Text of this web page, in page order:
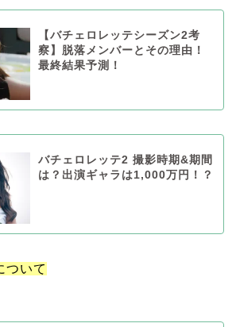
【バチェロレッテシーズン2考
察】脱落メンバーとその理由！
最終結果予測！
バチェロレッテ2 撮影時期&期間
は？出演ギャラは1,000万円！？
ついて